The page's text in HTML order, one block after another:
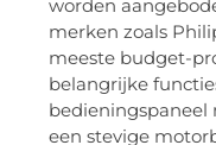
worden
merken zoals
meeste budget-
belangrijke
een stevige